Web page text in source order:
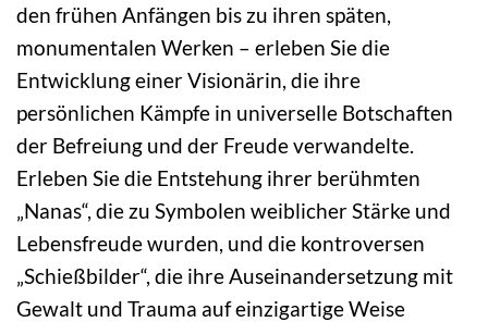
den frühen Anfängen bis zu ihren späten,
monumentalen Werken – erleben Sie die
Entwicklung einer Visionärin, die ihre
persönlichen Kämpfe in universelle Botschaften
der Befreiung und der Freude verwandelte.
Erleben Sie die Entstehung ihrer berühmten
„Nanas“, die zu Symbolen weiblicher Stärke und
Lebensfreude wurden, und die kontroversen
„Schießbilder“, die ihre Auseinandersetzung mit
Gewalt und Trauma auf einzigartige Weise